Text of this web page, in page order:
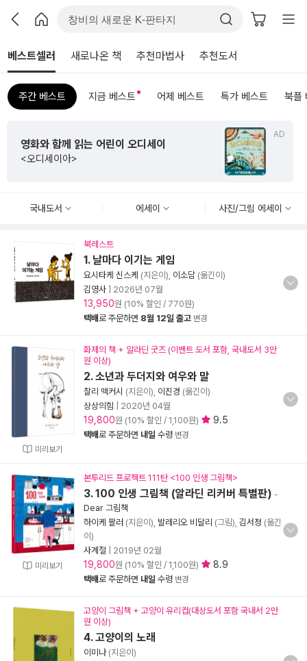
베스트셀러 새로나온 책 추천마법사 추천도서
주간 베스트 지금 베스트 어제 베스트 특가 베스트 북플
AD
영화와 함께 읽는 어린이 오디세이
<오디세이아>
국내도서 에세이 사진/그림 에세이
북레스트
1. 날마다 이기는 게임
요시타케 신스케 (지은이), 이소담 (옮긴이)
김영사
2026년 07월
13,950원 (10% 할인 / 770원)
택배로 주문하면 8월 12일 출고 변경
미리보기
화제의 책 + 알라딘 굿즈 (이벤트 도서 포함, 국내도서 3만
원 이상)
2. 소년과 두더지와 여우와 말
찰리 맥커시 (지은이), 이진경 (옮긴이)
상상의힘
2020년 04월
19,800원 (10% 할인 / 1,100원) 9.5
택배로 주문하면 내일 수령 변경
미리보기
본투리드 프로젝트 111탄 <100 인생 그림책>
3. 100 인생 그림책 (알라딘 리커버 특별판) -
Dear 그림책
하이케 팔러 (지은이), 발레리오 비달리 (그림), 김서정 (옮긴
이)
사계절
2019년 02월
19,800원 (10% 할인 / 1,100원) 8.9
택배로 주문하면 내일 수령 변경
고양이 그림책 + 고양이 유리컵(대상도서 포함 국내서 2만
원 이상)
4. 고양이의 노래
이미나(지은이)